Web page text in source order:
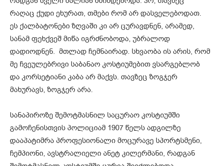
რაღაც ქუდი ეხურათ, თმები რომ არ დასველებოდათ.
ეს ქალბატონები ზღვაში კი არ ცურავდნენ, არამედ,
სანამ ფეხქვეშ მიწა იგრძნობოდა, უბრალოდ
დადიოდნენ. მთლად ჩემნაირად. სხვაობა ის არის, რომ
მე ჩვეულებრივი საბანაო კოსტიუმებით ვსარგებლობ
და კორსეტიანი კაბა არ მაქვს. თავზეც ზოგჯერ
მახურავს, ზოგჯერ არა.
სანაპიროზე შემოტმასნილ საცურაო კოსტიუმში
გამოჩენისთვის პოლიციამ 1907 წელს ადგილზე
დააპატიმრა პროფესიონალი მოცურავე სპორტსმენი,
ჩემპიონი, ავსტრალიელი ანეტ კილერმანი, რადგან